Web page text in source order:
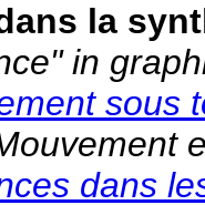
la
in
sous
dans